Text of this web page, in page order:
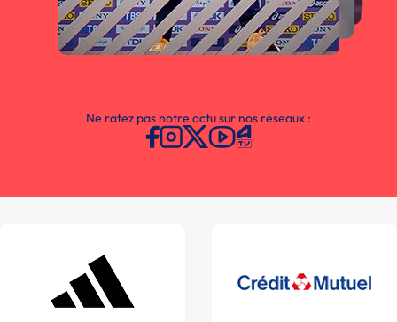
Ne ratez pas notre actu sur nos réseaux :